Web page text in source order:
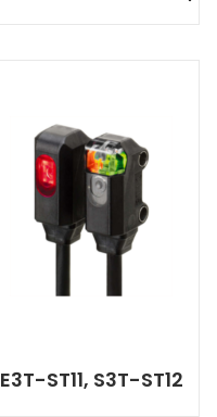
E3T-ST11, S3T-ST12